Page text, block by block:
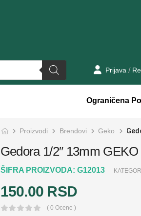
Prijava /
Ograničena
Proizvodi Brendovi Geko
Gedora 1/2″ 13mm GEKO
ŠIFRA PROIZVODA: G12013
150.00 RSD
( 0 Ocene )